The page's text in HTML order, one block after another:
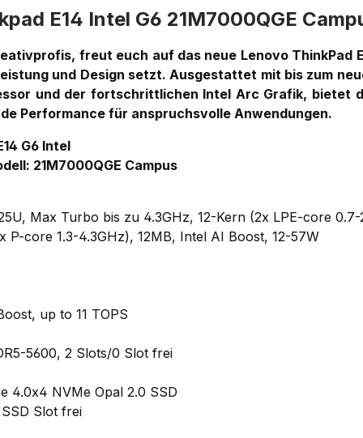
E14 Intel G6 21M7000QGE
freut euch auf das neue Lenovo ThinkPad
und Design setzt. Ausgestattet mit bis zum
und der fortschrittlichen Intel Arc Grafik, bietet
Performance für anspruchsvolle Anwendungen.
G6 Intel
21M7000QGE Campus
Max Turbo bis zu 4.3GHz, 12-Kern (2x LPE-core 0.7-
P-core 1.3-4.3GHz), 12MB, Intel AI Boost, 12-57W
up to 11 TOPS
5600, 2 Slots/0 Slot frei
4.0x4 NVMe Opal 2.0 SSD
Slot frei